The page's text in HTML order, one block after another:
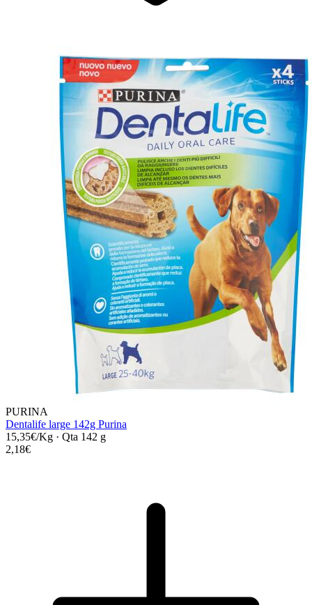
PURINA
Dentalife large 142g Purina
15,35€/Kg · Qta 142 g
2,18€